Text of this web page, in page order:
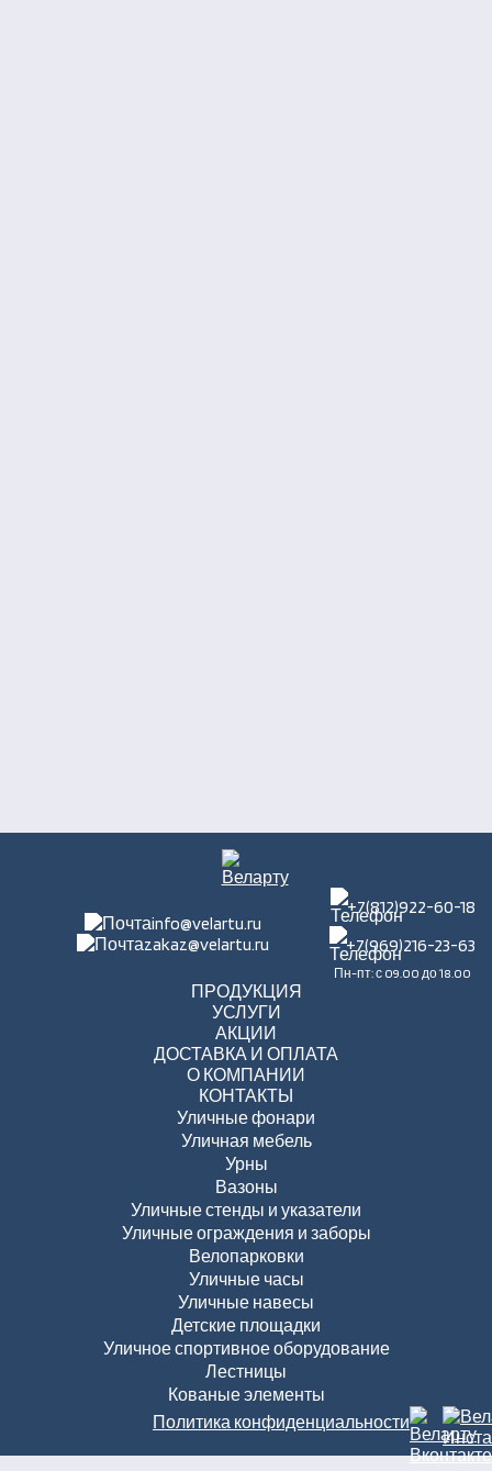
info@velartu.ru
zakaz@velartu.ru
+7(812)922-60-18
+7(969)216-23-63
Пн-пт: с 09.00 до 18.00
ПРОДУКЦИЯ
УСЛУГИ
АКЦИИ
ДОСТАВКА И ОПЛАТА
О КОМПАНИИ
КОНТАКТЫ
Уличные фонари
Уличная мебель
Урны
Вазоны
Уличные стенды и указатели
Уличные ограждения и заборы
Велопарковки
Уличные часы
Уличные навесы
Детские площадки
Уличное спортивное оборудование
Лестницы
Кованые элементы
Политика конфиденциальности